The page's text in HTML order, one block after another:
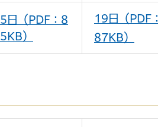
5日（PDF：8
5KB）
19日（PDF：
87KB）